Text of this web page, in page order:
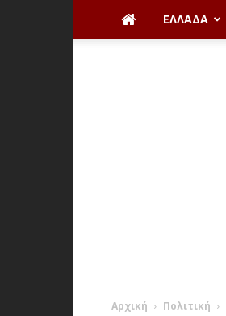
ΕΛΛΆΔΑ
Αρχική Πολιτική